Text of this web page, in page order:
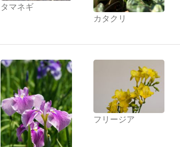
タマネギ
カタクリ
フリージア